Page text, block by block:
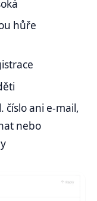
hůře
číslo ani e-mail,
nebo